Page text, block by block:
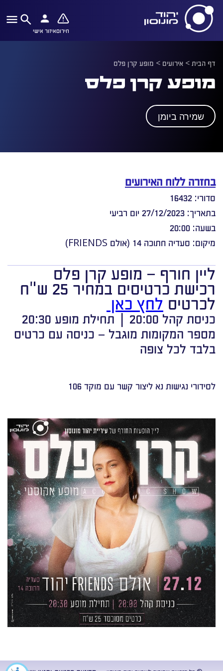
חירוםאיזור אישי
דף הבית> אירועים > מופע קרן פלס
מופע קרן פלס
שמירה ביומן
בחזרה ללוח האירועים
סדורי: 16432
בתאריך: 27/12/2023 יום רביעי
בשעה: 20:00
מיקום: סעדיה חתוכה 14 (אולם FRIENDS)
ליין חורף – מופע קרן פלס
רכישת כרטיסים במחיר 25 ש"ח
לכרטיסלחץ כאן
כניסת קהל 20:00 | תחילת מופע 20:30
מספר המקומות מוגבל – כניסה עם כרטיס
בלבד לכל צופה
לסידורי נגישות נא ליצור קשר עם מוקד 106